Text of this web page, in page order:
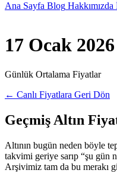
Ana Sayfa Blog Hakkımızda
17 Ocak 2026
Günlük Ortalama Fiyatlar
← Canlı Fiyatlara Geri Dön
Geçmiş Altın
Altının bugün neden böyle
takvimi geriye sarıp “şu gün
Arşivimiz tam da bu merakı